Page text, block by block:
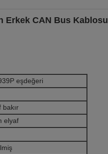
Erkek CAN Bus Kablosu
eşdeğeri
bakır
elyaf